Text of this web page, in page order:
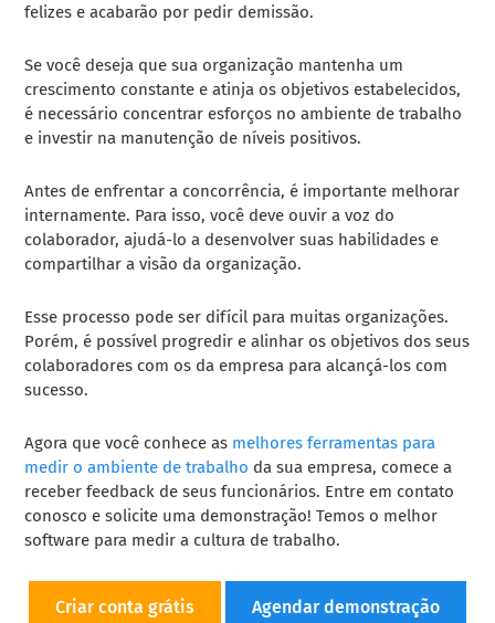
felizes e acabarão por pedir demissão.
Se você deseja que sua organização mantenha um
crescimento constante e atinja os objetivos estabelecidos,
é necessário concentrar esforços no ambiente de trabalho
e investir na manutenção de níveis positivos.
Antes de enfrentar a concorrência, é importante melhorar
internamente. Para isso, você deve ouvir a voz do
colaborador, ajudá-lo a desenvolver suas habilidades e
compartilhar a visão da organização.
Esse processo pode ser difícil para muitas organizações.
Porém, é possível progredir e alinhar os objetivos dos seus
colaboradores com os da empresa para alcançá-los com
sucesso.
Agora que você conhece as melhores ferramentas para
medir o ambiente de trabalho da sua empresa, comece a
receber feedback de seus funcionários. Entre em contato
conosco e solicite uma demonstração! Temos o melhor
software para medir a cultura de trabalho.
Criar conta grátis Agendar demonstração